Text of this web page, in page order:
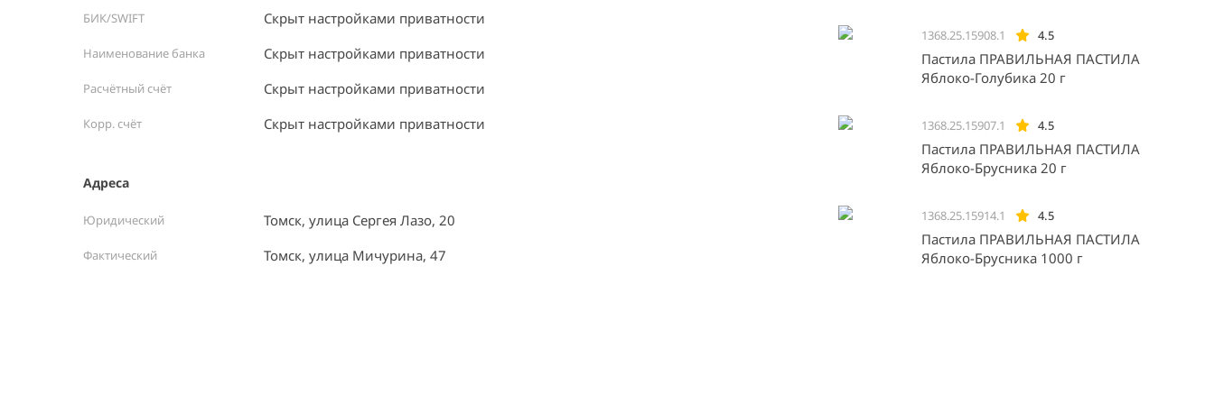
БИК/SWIFT Скрыт настройками приватности
Наименование банка Скрыт настройками приватности
Расчётный счёт Скрыт настройками приватности
Корр. счёт Скрыт настройками приватности
Адреса
Юридический Томск, улица Сергея Лазо, 20
Фактический Томск, улица Мичурина, 47
1368.25.15908.1 4.5
Пастила ПРАВИЛЬНАЯ ПАСТИЛА
Яблоко-Голубика 20 г
1368.25.15907.1 4.5
Пастила ПРАВИЛЬНАЯ ПАСТИЛА
Яблоко-Брусника 20 г
1368.25.15914.1 4.5
Пастила ПРАВИЛЬНАЯ ПАСТИЛА
Яблоко-Брусника 1000 г